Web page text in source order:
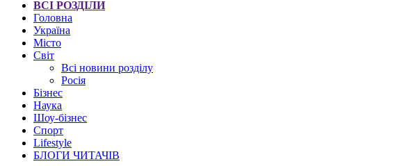
ВСІ РОЗДІЛИ
Головна
Україна
Місто
Світ
Всі новини розділу
Росія
Бізнес
Наука
Шоу-бізнес
Спорт
Lifestyle
БЛОГИ ЧИТАЧІВ